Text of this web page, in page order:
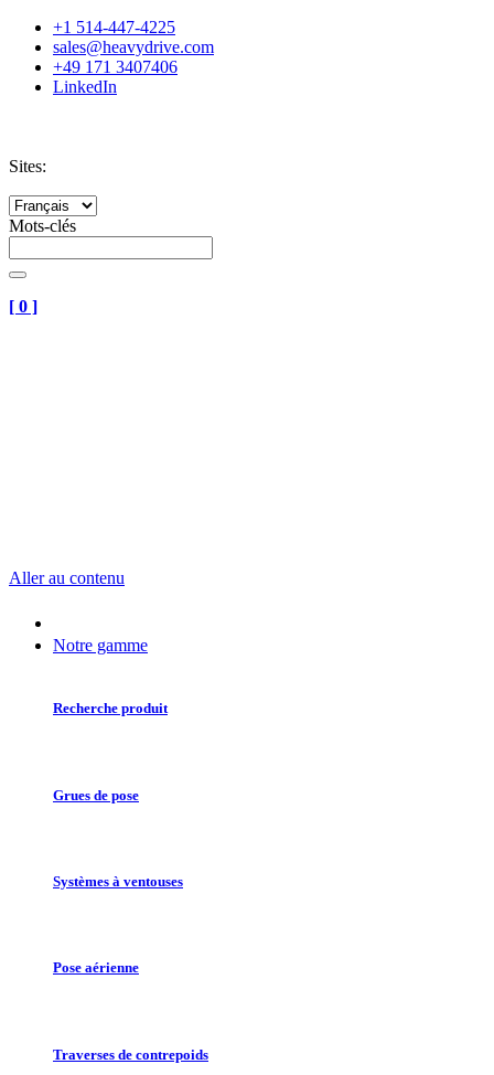
+1 514-447-4225
sales@heavydrive.com
+49 171 3407406
LinkedIn
Sites:
Mots-clés
[ 0 ]
Aller au contenu
Notre gamme
Recherche produit
Grues de pose
Systèmes à ventouses
Pose aérienne
Traverses de contrepoids